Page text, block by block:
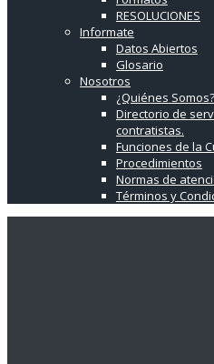
RESOLUCIONES
Informate
Datos Abiertos
Glosario
Nosotros
¿Quiénes Somos?
Directorio de
contratistas.
Funciones de la
Procedimientos
Normas de
Términos y